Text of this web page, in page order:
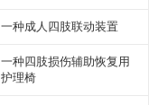
一种成人四肢联动装置
一种四肢损伤辅助恢复用
护理椅